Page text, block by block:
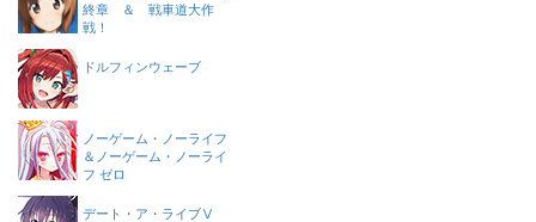
終章 ＆ 戦車道大作
戦！
ドルフィンウェーブ
ノーゲーム・ノーライフ
＆ノーゲーム・ノーライ
フ ゼロ
デート・ア・ライブⅤ